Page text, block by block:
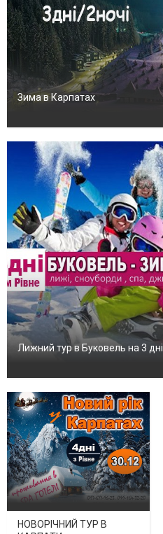
Зима в Карпатах
Лижний тур в Буковель на 3 дні
НОВОРІЧНИЙ ТУР В